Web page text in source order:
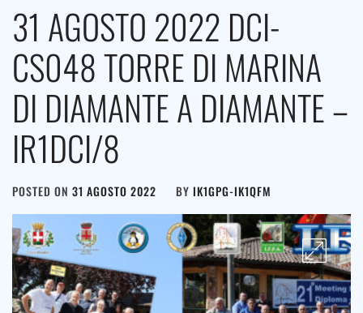
31 AGOSTO 2022 DCI-
CS048 TORRE DI MARINA
DI DIAMANTE A DIAMANTE –
IR1DCI/8
POSTED ON 31 AGOSTO 2022 BY IK1GPG-IK1QFM